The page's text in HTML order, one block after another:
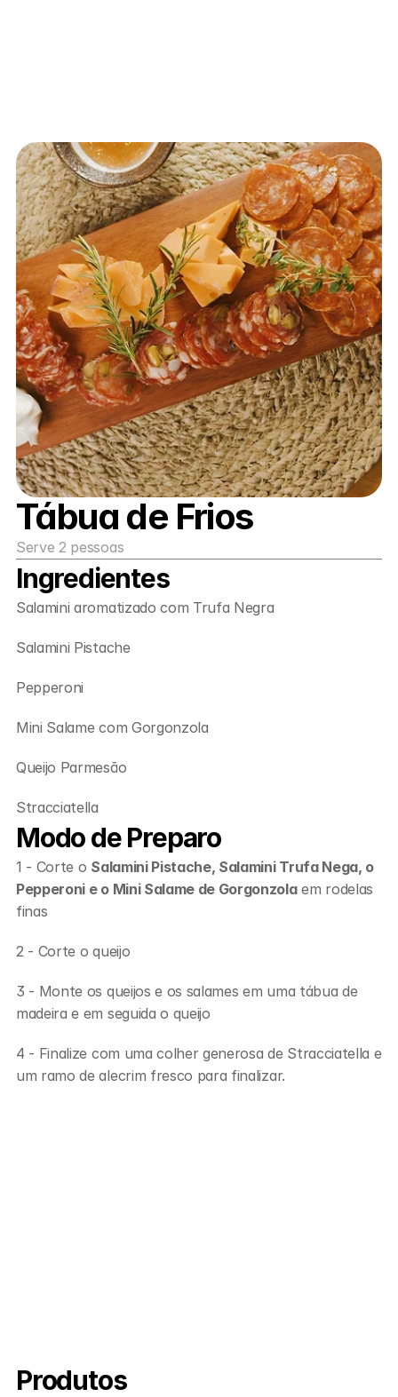
Tábua de Frios
Serve 2 pessoas
Ingredientes
Salamini aromatizado com Trufa Negra
Salamini Pistache
Pepperoni
Mini Salame com Gorgonzola
Queijo Parmesão
Stracciatella
Modo de Preparo
1 - Corte o Salamini Pistache, Salamini Trufa Nega, o
Pepperoni e o Mini Salame de Gorgonzola em rodelas
finas
2 - Corte o queijo
3 - Monte os queijos e os salames em uma tábua de
madeira e em seguida o queijo
4 - Finalize com uma colher generosa de Stracciatella e
um ramo de alecrim fresco para finalizar.
Produtos